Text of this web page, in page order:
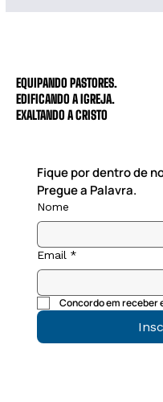
EQUIPANDO PASTORES.
EDIFICANDO A IGREJA.
EXALTANDO A CRISTO
Fique por dentro de
Pregue a Palavra.
Nome
Email *
Concordo em receber